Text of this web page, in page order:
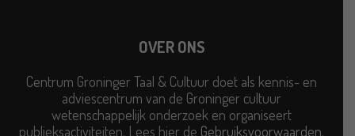
OVER ONS
Centrum Groninger Taal & Cultuur doet als kennis- en
adviescentrum van de Groninger cultuur
wetenschappelijk onderzoek en organiseert
publieksactiviteiten. Lees hier de Gebruiksvoorwaarden.